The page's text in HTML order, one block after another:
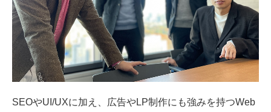
SEOやUI/UXに加え、広告やLP制作にも強みを持つWeb